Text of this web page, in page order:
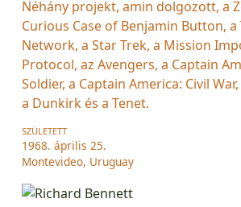
Néhány projekt, amin dolgozott, a
Curious Case of Benjamin Button, a
Network, a Star Trek, a Mission
Protocol, az Avengers, a Captain
Soldier, a Captain America: Civil
a Dunkirk és a Tenet.
SZÜLETETT
1968. április 25.
Montevideo, Uruguay